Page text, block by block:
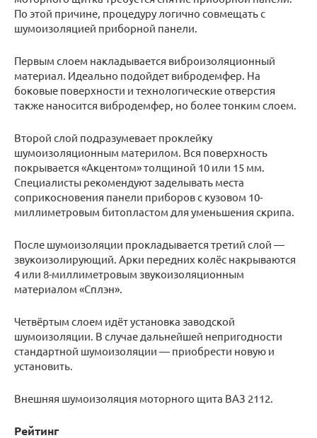
По этой причине, процедуру логично совмещать с
шумоизоляцией приборной панели.
Первым слоем накладывается виброизоляционный
материал. Идеально подойдет вибродемфер. На
боковые поверхности и технологические отверстия
также наносится вибродемфер, но более тонким слоем.
Второй слой подразумевает проклейку
шумоизоляционным материлом. Вся поверхность
покрывается «Акцентом» толщиной 10 или 15 мм.
Специалисты рекомендуют заделывать места
соприкосновения панели приборов с кузовом 10-
миллиметровым битопластом для уменьшения скрипа.
После шумоизоляции прокладывается третий слой —
звукоизолирующий. Арки передних колёс накрываются
4 или 8-миллиметровым звукоизоляционным
материалом «Сплэн».
Четвёртым слоем идёт установка заводской
шумоизоляции. В случае дальнейшей непригодности
стандартной шумоизоляции — приобрести новую и
установить.
Внешняя шумоизоляция моторного щита ВАЗ 2112.
Рейтинг